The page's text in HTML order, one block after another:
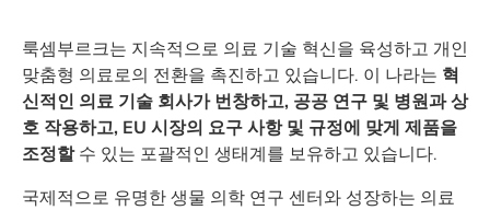
룩셈부르크는 지속적으로 의료 기술 혁신을 육성하고 개인
맞춤형 의료로의 전환을 촉진하고 있습니다. 이 나라는 혁
신적인 의료 기술 회사가 번창하고, 공공 연구 및 병원과 상
호 작용하고, EU 시장의 요구 사항 및 규정에 맞게 제품을
조정할수 있는 포괄적인 생태계를 보유하고 있습니다.
국제적으로 유명한 생물 의학 연구 센터와 성장하는 의료